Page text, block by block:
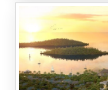
ĐĂNG
Họ và tên (*)